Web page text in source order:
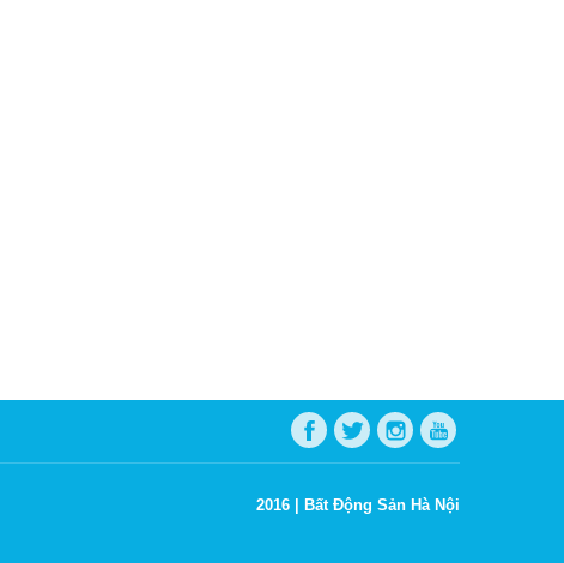
2016 | Bất Động Sản Hà Nội